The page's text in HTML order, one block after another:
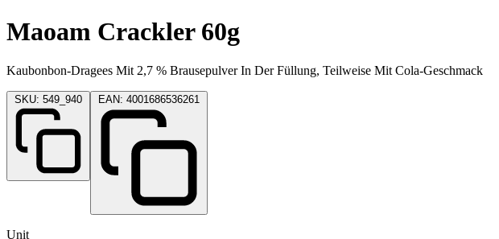
Maoam Crackler 60g
Kaubonbon-Dragees Mit 2,7 % Brausepulver In Der Füllung, Teilweise Mit Cola-Geschmack
Unit